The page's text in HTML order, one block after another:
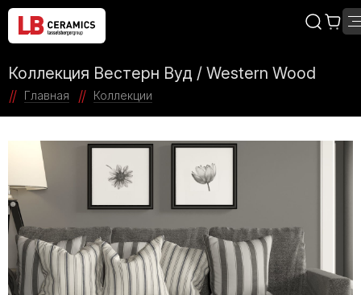
Коллекция Вестерн Вуд / Western Wood
Главная Коллекции